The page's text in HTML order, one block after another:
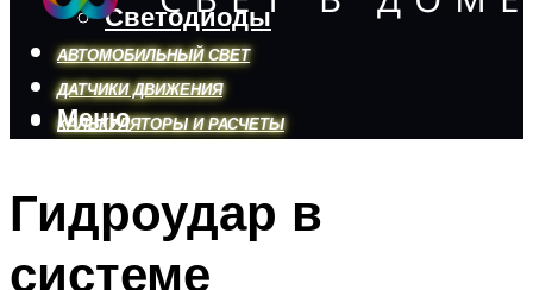
Светодиоды
АВТОМОБИЛЬНЫЙ СВЕТ
ДАТЧИКИ ДВИЖЕНИЯ
КАЛЬКУЛЯТОРЫ И РАСЧЕТЫ
Меню
Меню
Гидроудар в
системе